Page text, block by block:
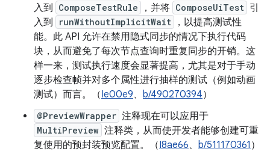
入到
ComposeTestRule ，并将 ComposeUiTest 引
入到
runWithoutImplicitWait
，以提高测试性
能。此 API 允许在禁用隐式同步的情况下执行代码
块，从而避免了每次节点查询时重复同步的开销。这
样一来，测试执行速度会显著提高，尤其是对于手动
逐步检查帧并对多个属性进行抽样的测试（例如动画
测试）而言。（Ie00e9、 b/490270394）
@PreviewWrapper 注释现在可以应用于
MultiPreview 注释类，从而使开发者能够创建可重
复使用的预封装预览配置。（I8ae66、 b/511170361 ）